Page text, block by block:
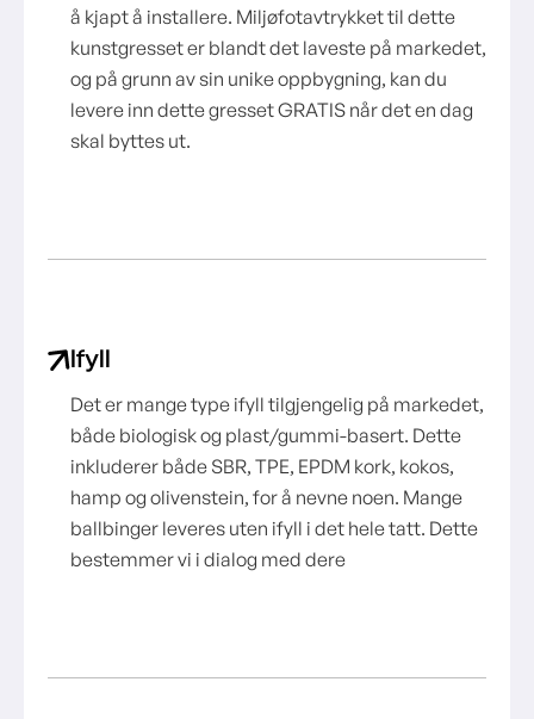
å kjapt å installere. Miljøfotavtrykket til dette
kunstgresset er blandt det laveste på markedet,
og på grunn av sin unike oppbygning, kan du
levere inn dette gresset GRATIS når det en dag
skal byttes ut.
Ifyll
Det er mange type ifyll tilgjengelig på markedet,
både biologisk og plast/gummi-basert. Dette
inkluderer både SBR, TPE, EPDM kork, kokos,
hamp og olivenstein, for å nevne noen. Mange
ballbinger leveres uten ifyll i det hele tatt. Dette
bestemmer vi i dialog med dere